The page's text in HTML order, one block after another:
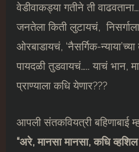
वेडीवाकड्या गतीने ती
जनतेला किती लुटायचं,
ओरबाडायचं, ‘नैसर्गिक-न्याया’च्या
पायदळी तुडवायचं….. याचं भान,
प्राण्याला कधि येणार???
आपली संतकवियत्री बहिणाबाई
“अरे,मानसा मानसा,कधि